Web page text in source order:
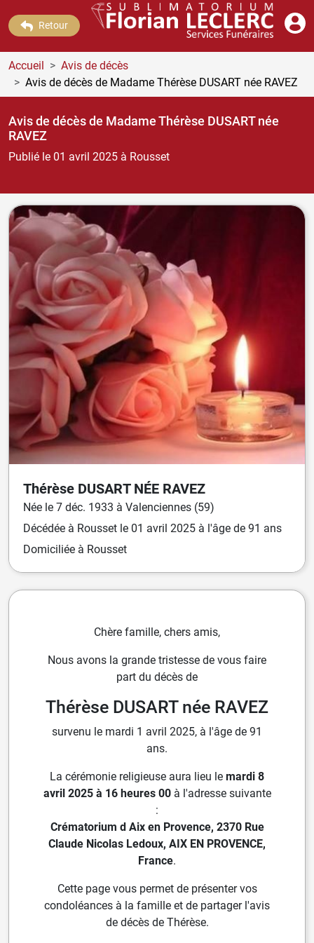
Retour
Accueil
Avis de décès
Avis de décès de Madame Thérèse DUSART née RAVEZ
Avis de décès de Madame Thérèse DUSARTnée
RAVEZ
Publié le 01 avril 2025 à Rousset
Thérèse DUSART NÉE RAVEZ
Née le 7 déc. 1933 à Valenciennes (59)
Décédée à Rousset le 01 avril 2025 à l'âge de 91 ans
Domiciliée à Rousset
Chère famille, chers amis,
Nous avons la grande tristesse de vous faire
part du décès de
Thérèse DUSART née RAVEZ
survenu le mardi 1 avril 2025, à l'âge de 91
ans.
La cérémonie religieuse aura lieu le mardi 8
avril 2025 à 16 heures 00à l'adresse suivante
:
Crématorium d Aix en Provence, 2370 Rue
Claude Nicolas Ledoux, AIX EN PROVENCE,
France.
Cette page vous permet de présenter vos
condoléances à la famille et de partager l'avis
de décès de Thérèse.